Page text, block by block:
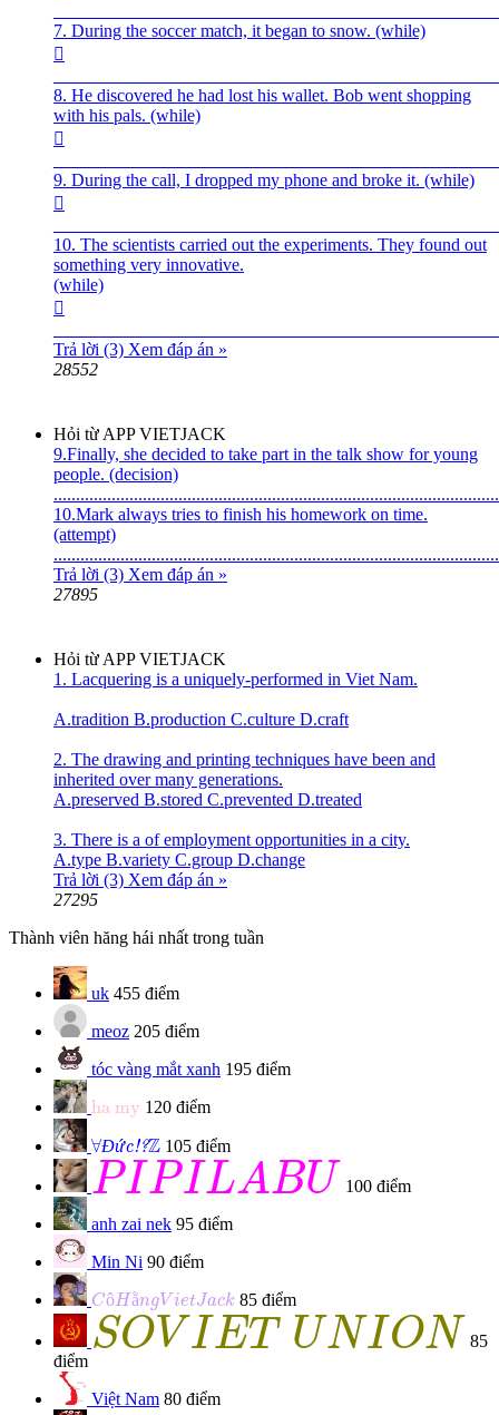
7. During the soccer match, it began to snow. (while)

8. He discovered he had lost his wallet. Bob went shopping
with his pals. (while)

9. During the call, I dropped my phone and broke it. (while)

10. The scientists carried out the experiments. They found out
something very innovative.
(while)

Trả lời (3) Xem đáp án »
28552
Hỏi từ APP VIETJACK
9.Finally, she decided to take part in the talk show for young
people. (decision)
10.Mark always tries to finish his homework on time.
(attempt)
Trả lời (3) Xem đáp án »
27895
Hỏi từ APP VIETJACK
1. Lacquering is a uniquely-performed in Viet Nam.
A.tradition B.production C.culture D.craft
2. The drawing and printing techniques have been and
inherited over many generations.
A.preserved B.stored C.prevented D.treated
3. There is a of employment opportunities in a city.
A.type B.variety C.group D.change
Trả lời (3) Xem đáp án »
27295
Thành viên hăng hái nhất trong tuần
uk 455 điểm
meoz 205 điểm
tóc vàng mắt xanh 195 điểm
ha my
ha my 120 điểm
∀
∀Đức!?
Đức!?Z
Z 105 điểm
PIPILABU
PIPILABU
100 điểm
anh zai nek 95 điểm
Min Ni 90 điểm
CôHằngVietJack
CôHằn Viet a ck 85 điểm
SOV IET UNION
SOVIET U NION
85
điểm
Việt Nam 80 điểm